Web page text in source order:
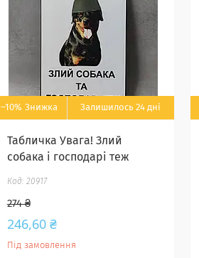
–10% Залишилось 24 дні
Табличка Увага! Злий
собака і господарі теж
20917
274 ₴
246,60 ₴
Під замовлення